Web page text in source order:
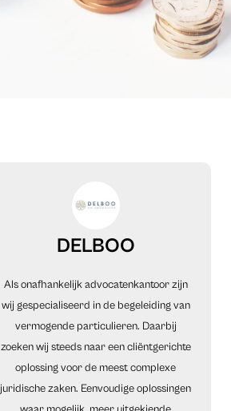
DELBOO
Als onafhankelijk advocatenkantoor zijn
wij gespecialiseerd in de begeleiding van
vermogende particulieren. Daarbij
zoeken wij steeds naar een cliëntgerichte
oplossing voor de meest complexe
juridische zaken. Eenvoudige oplossingen